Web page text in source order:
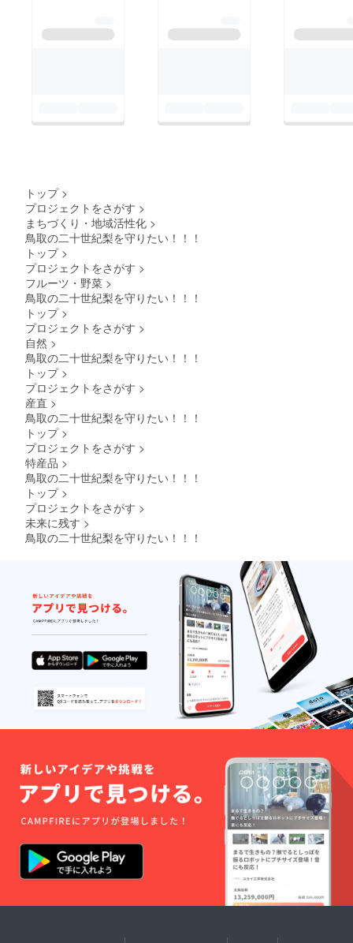
トップ >
プロジェクトをさがす >
まちづくり・地域活性化 >
鳥取の二十世紀梨を守りたい！！！
トップ >
プロジェクトをさがす >
フルーツ・野菜 >
鳥取の二十世紀梨を守りたい！！！
トップ >
プロジェクトをさがす >
自然 >
鳥取の二十世紀梨を守りたい！！！
トップ >
プロジェクトをさがす >
産直 >
鳥取の二十世紀梨を守りたい！！！
トップ >
プロジェクトをさがす >
特産品 >
鳥取の二十世紀梨を守りたい！！！
トップ >
プロジェクトをさがす >
未来に残す >
鳥取の二十世紀梨を守りたい！！！